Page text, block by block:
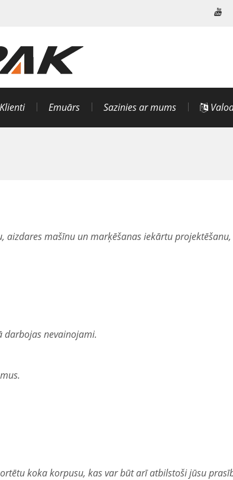
Klienti Emuārs Sazinies ar mums
mašīnu un marķēšanas iekārtu
darbojas nevainojami.
koka korpusu, kas var būt arī atbilstoši jūsu